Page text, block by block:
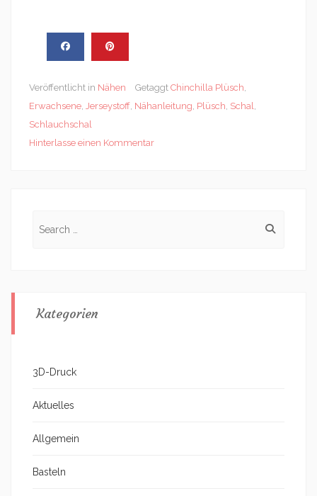
Veröffentlicht in Nähen Getaggt Chinchilla Plüsch,
Erwachsene, Jerseystoff, Nähanleitung, Plüsch, Schal,
Schlauchschal
Hinterlasse einen Kommentar
Kategorien
3D-Druck
Aktuelles
Allgemein
Basteln